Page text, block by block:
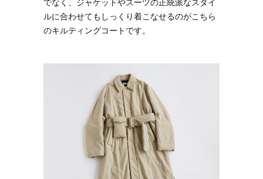
ルに合わせてもしっくり着こなせるのがこちら
のキルティングコートです。